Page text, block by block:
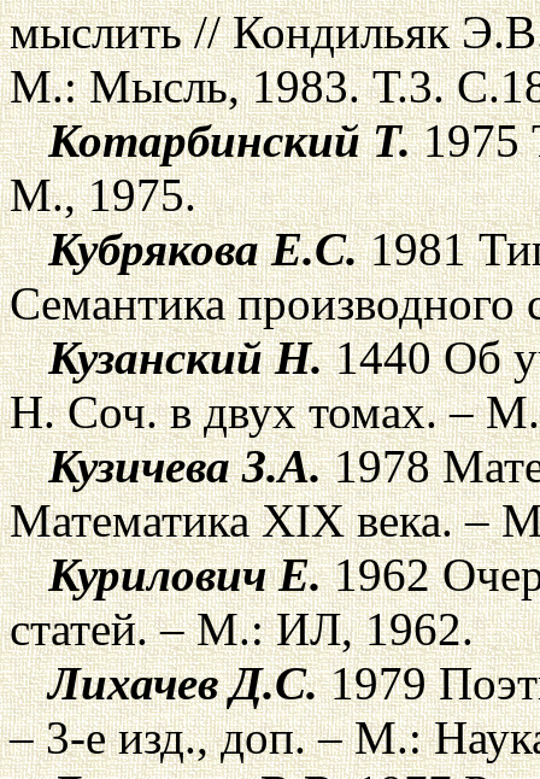
мыслить // Кондильяк
М.: Мысль, 1983. Т.3.
Котарбинский Т.1975
М., 1975.
Кубрякова Е.С.1981
Семантика
Кузанский Н.1440 Об
Н. Соч. в двух томах. –
Кузичева З.А.1978
Математика XIX века. –
Курилович Е.1962
статей. – М.: ИЛ, 1962.
Лихачев Д.С.1979
– 3-е изд., доп. – М.: